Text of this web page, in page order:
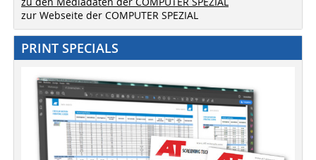
zur Webseite der COMPUTER SPEZIAL
PRINT SPECIALS